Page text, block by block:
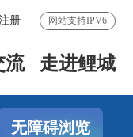
册 网站支持IPV6
流 走进鲤城
无障碍浏览